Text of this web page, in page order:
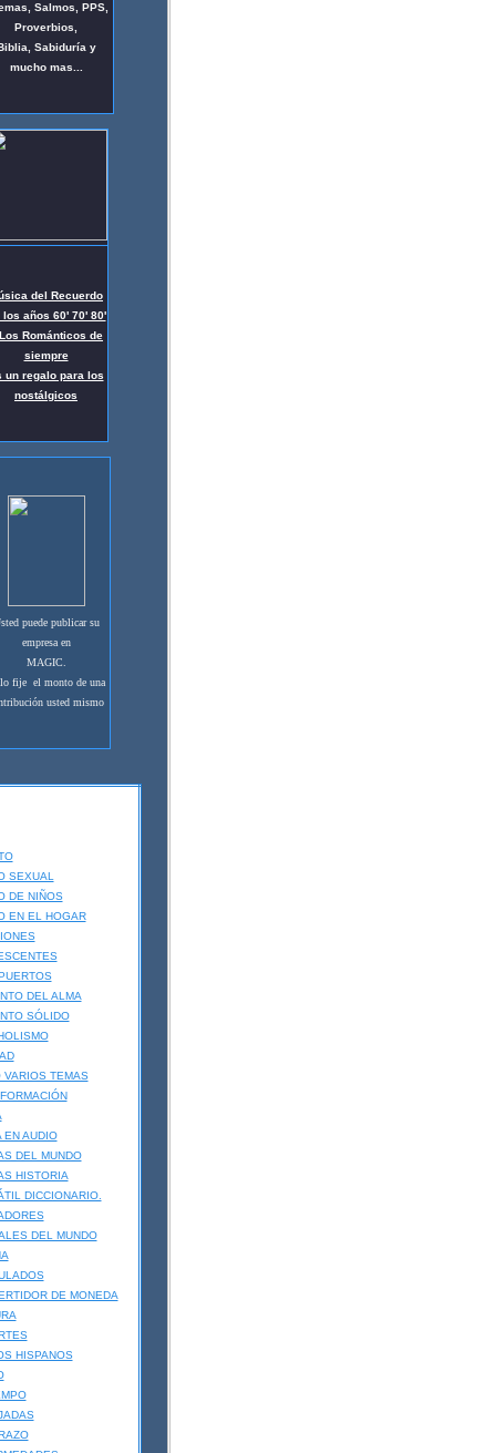
Salmos, PPS,
Proverbios,
Sabiduría y
mucho mas..
del Recuerdo
los años 60' 70' 80'
Románticos de
siempre
un regalo para los
nostálgicos
puede publicar su
empresa en
MAGIC.
fije el monto de una
usted mismo
SEXUAL
DE NIÑOS
EN EL HOGAR
DEL ALMA
SÓLIDO
VARIOS TEMAS
EN AUDIO
DEL MUNDO
HISTORIA
DICCIONARIO.
DEL MUNDO
DE MONEDA
HISPANOS